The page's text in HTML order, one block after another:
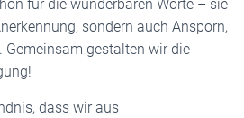
für die wunderbaren Worte – sie
sondern auch Ansporn,
Gemeinsam gestalten wir die
dass wir aus